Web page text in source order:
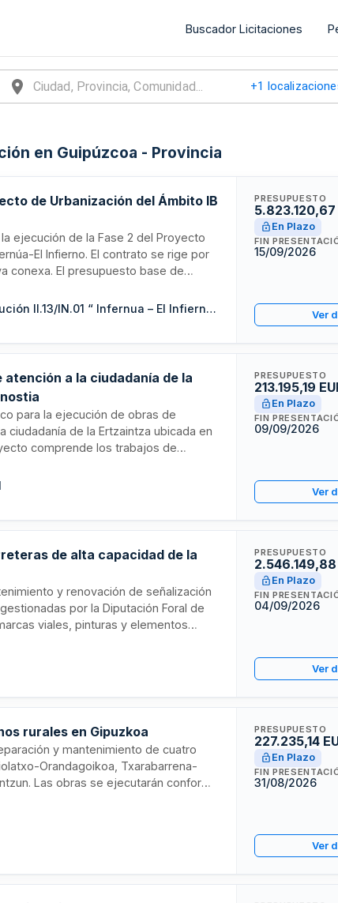
Buscador Licitaciones
+1
en Guipúzcoa - Provincia
de Urbanización del Ámbito IB
ejecución de la Fase 2 del Proyecto
El Infierno. El contrato se rige por
conexa. El presupuesto base de
unitarios se aplican afectados
económica. El contrato podrá
Junta de Concertación de la Unidad de Ejecución II.13/IN.01 “ Infernua – El Infierno “
PRESUPUESTO
5.823.120,67
En Plazo
FIN
15/09/2026
Ver
a la ciudadanía de la
para la ejecución de obras de
ciudadanía de la Ertzaintza ubicada en
comprende los trabajos de
una oficina moderna de servicio
La inversión total presupuestada
PRESUPUESTO
213.195,19
En Plazo
FIN
09/09/2026
Ver
de alta capacidad de la
y renovación de señalización
por la Diputación Foral de
viales, pinturas y elementos
busca garantizar la seguridad vial y
viarias principales.
PRESUPUESTO
2.546.149,88
En Plazo
FIN
04/09/2026
Ver
rurales en Gipuzkoa
y mantenimiento de cuatro
Orandagoikoa, Txarabarrena-
Las obras se ejecutarán conforme
PRESUPUESTO
227.235,14
En Plazo
FIN
31/08/2026
Ver